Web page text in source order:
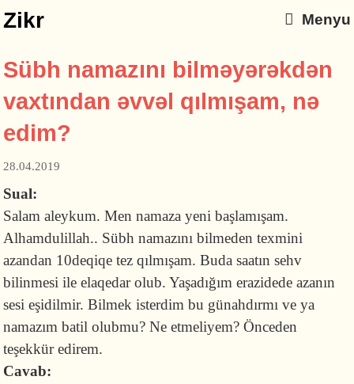
Zikr Menyu
Sübh namazını bilməyərəkdən
vaxtından əvvəl qılmışam, nə
edim?
28.04.2019
Sual:
Salam aleykum. Men namaza yeni başlamışam.
Alhamdulillah.. Sübh namazını bilmeden texmini
azandan 10deqiqe tez qılmışam. Buda saatın sehv
bilinmesi ile elaqedar olub. Yaşadığım erazidede azanın
sesi eşidilmir. Bilmek isterdim bu günahdırmı ve ya
namazım batil olubmu? Ne etmeliyem? Önceden
teşekkür edirem.
Cavab: